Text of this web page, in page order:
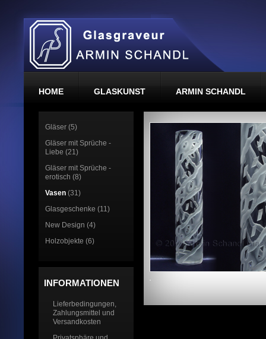
HOME GLASKUNST ARMIN SCHANDL
Gläser (5)
Gläser mit Sprüche -
Liebe (21)
Gläser mit Sprüche -
erotisch (8)
Vasen (31)
Glasgeschenke (11)
New Design (4)
Holzobjekte (6)
INFORMATIONEN
Lieferbedingungen,
Zahlungsmittel und
Versandkosten